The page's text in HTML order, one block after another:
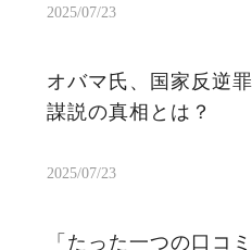
2025/07/23
オバマ氏、国家反逆
謀説の真相とは？
2025/07/23
「たった一つの口コ